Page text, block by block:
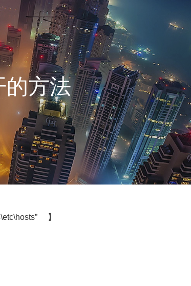
的方法
】